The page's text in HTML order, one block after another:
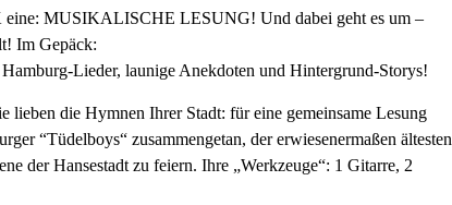
eine: MUSIKALISCHE LESUNG! Und dabei geht es um –
Im Gepäck:
Lieder, launige Anekdoten und Hintergrund-Storys!
lieben die Hymnen Ihrer Stadt: für eine gemeinsame Lesung
“Tüdelboys“ zusammengetan, der erwiesenermaßen ältesten
der Hansestadt zu feiern. Ihre „Werkzeuge“: 1 Gitarre, 2